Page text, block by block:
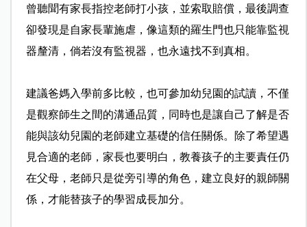
曾聽聞有家長指控老師打小孩，並索取賠償，最後調查
卻發現是自家長輩施虐，像這類的羅生門也只能靠監視
器釐清，倘若沒有監視器，也永遠找不到真相。
建議爸媽入學前多比較，也可參加幼兒園的試讀，不僅
是觀察師生之間的溝通品質，同時也是讓自己了解是否
能與該幼兒園的老師建立基礎的信任關係。除了希望遇
見合適的老師，家長也要明白，教養孩子的主要責任仍
在父母，老師只是從旁引導的角色，建立良好的親師關
係，才能替孩子的學習成長加分。